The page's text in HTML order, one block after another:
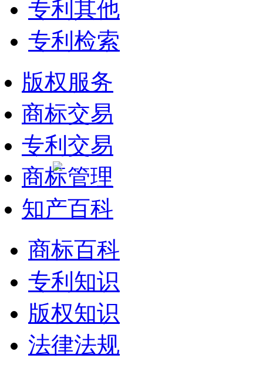
专利其他
专利检索
版权服务
商标交易
专利交易
商标管理
知产百科
商标百科
专利知识
版权知识
法律法规